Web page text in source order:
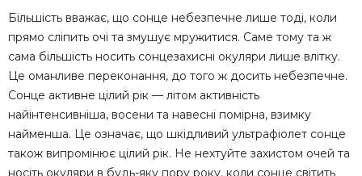
Більшість вважає, що сонце небезпечне лише тоді, коли
прямо сліпить очі та змушує мружитися. Саме тому та ж
сама більшість носить сонцезахисні окуляри лише влітку.
Це оманливе переконання, до того ж досить небезпечне.
Сонце активне цілий рік — літом активність
найінтенсивніша, восени та навесні помірна, взимку
найменша. Це означає, що шкідливий ультрафіолет сонце
також випромінює цілий рік. Не нехтуйте захистом очей та
носіть окуляри в будь-яку пору року, коли сонце світить